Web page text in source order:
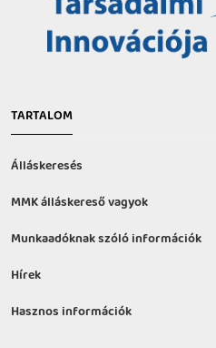
TARTALOM
Álláskeresés
MMK álláskereső vagyok
Munkaadóknak szóló információk
Hírek
Hasznos információk